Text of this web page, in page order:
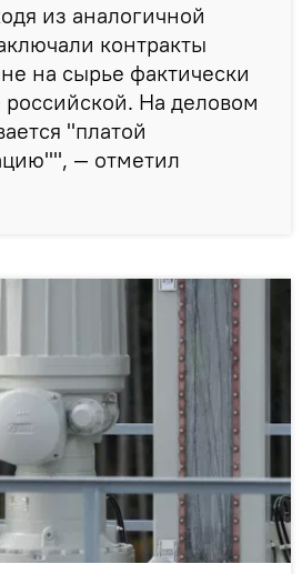
из аналогичной
контракты
на сырье фактически
На деловом
"платой
— отметил